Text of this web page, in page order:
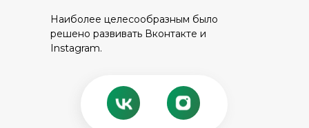
Наиболее целесообразным было
решено развивать Вконтакте и
Instagram.